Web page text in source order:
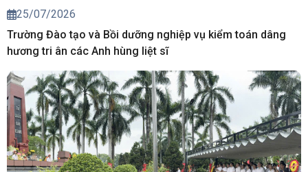
25/07/2026
Trường Đào tạo và Bồi dưỡng nghiệp vụ kiểm toán dâng
hương tri ân các Anh hùng liệt sĩ